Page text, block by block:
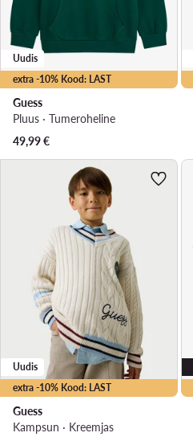
extra -10% Kood: LAST
Uudis
Guess
Pluus · Tumeroheline
49,99€
extra -10% Kood: LAST
Uudis
Guess
Kampsun · Kreemjas